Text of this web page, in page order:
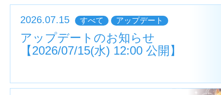
2026.07.15 すべて アップデート
アップデートのお知らせ
【2026/07/15(水) 12:00 公開】